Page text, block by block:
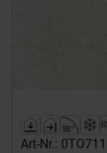
Art-Nr.: